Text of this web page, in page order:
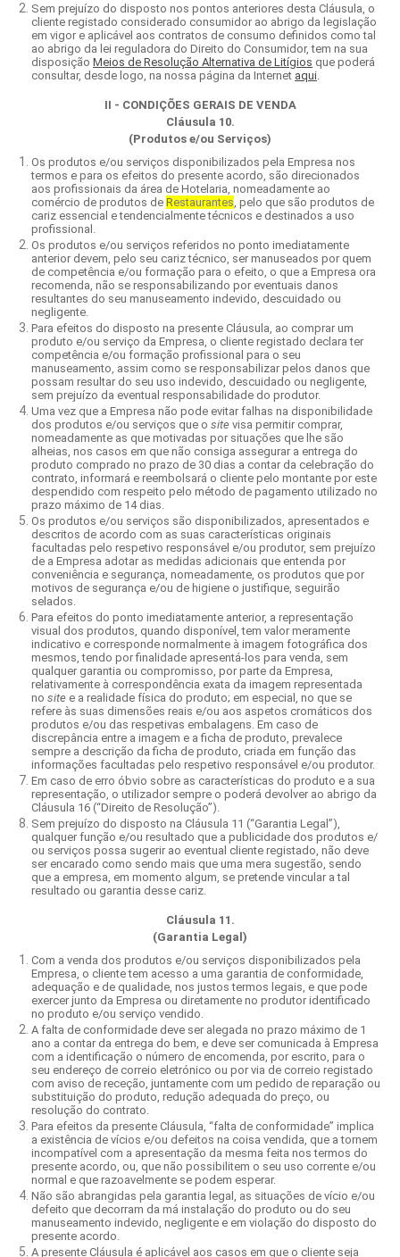
Sem prejuízo do disposto nos pontos anteriores desta Cláusula, o
cliente registado considerado consumidor ao abrigo da legislação
em vigor e aplicável aos contratos de consumo definidos como tal
ao abrigo da lei reguladora do Direito do Consumidor, tem na sua
disposição Meios de Resolução Alternativa de Litígios que poderá
consultar, desde logo, na nossa página da Internet aqui
II - CONDIÇÕES GERAIS DE VENDA
Cláusula 10.
(Produtos e/ou Serviços)
Os produtos e/ou serviços disponibilizados pela Empresa nos
termos e para os efeitos do presente acordo, são direcionados
aos profissionais da área de Hotelaria, nomeadamente ao
comércio de produtos de Restaurantes , pelo que são produtos de
cariz essencial e tendencialmente técnicos e destinados a uso
profissional.
Os produtos e/ou serviços referidos no ponto imediatamente
anterior devem, pelo seu cariz técnico, ser manuseados por quem
de competência e/ou formação para o efeito, o que a Empresa ora
recomenda, não se responsabilizando por eventuais danos
resultantes do seu manuseamento indevido, descuidado ou
negligente.
Para efeitos do disposto na presente Cláusula, ao comprar um
produto e/ou serviço da Empresa, o cliente registado declara ter
competência e/ou formação profissional para o seu
manuseamento, assim como se responsabilizar pelos danos que
possam resultar do seu uso indevido, descuidado ou negligente,
sem prejuízo da eventual responsabilidade do produtor.
Uma vez que a Empresa não pode evitar falhas na disponibilidade
dos produtos e/ou serviços que o site visa permitir comprar,
nomeadamente as que motivadas por situações que lhe são
alheias, nos casos em que não consiga assegurar a entrega do
produto comprado no prazo de 30 dias a contar da celebração do
contrato, informará e reembolsará o cliente pelo montante por este
despendido com respeito pelo método de pagamento utilizado no
prazo máximo de 14 dias.
Os produtos e/ou serviços são disponibilizados, apresentados e
descritos de acordo com as suas características originais
facultadas pelo respetivo responsável e/ou produtor, sem prejuízo
de a Empresa adotar as medidas adicionais que entenda por
conveniência e segurança, nomeadamente, os produtos que por
motivos de segurança e/ou de higiene o justifique, seguirão
selados.
Para efeitos do ponto imediatamente anterior, a representação
visual dos produtos, quando disponível, tem valor meramente
indicativo e corresponde normalmente à imagem fotográfica dos
mesmos, tendo por finalidade apresentá-los para venda, sem
qualquer garantia ou compromisso, por parte da Empresa,
relativamente à correspondência exata da imagem representada
no site e a realidade física do produto; em especial, no que se
refere às suas dimensões reais e/ou aos aspetos cromáticos dos
produtos e/ou das respetivas embalagens. Em caso de
discrepância entre a imagem e a ficha de produto, prevalece
sempre a descrição da ficha de produto, criada em função das
informações facultadas pelo respetivo responsável e/ou produtor.
Em caso de erro óbvio sobre as características do produto e a sua
representação, o utilizador sempre o poderá devolver ao abrigo da
Cláusula 16 (“Direito de Resolução”).
Sem prejuízo do disposto na Cláusula 11 (“Garantia Legal”),
qualquer função e/ou resultado que a publicidade dos produtos e/
ou serviços possa sugerir ao eventual cliente registado, não deve
ser encarado como sendo mais que uma mera sugestão, sendo
que a empresa, em momento algum, se pretende vincular a tal
resultado ou garantia desse cariz.
Cláusula 11.
(Garantia Legal)
Com a venda dos produtos e/ou serviços disponibilizados pela
Empresa, o cliente tem acesso a uma garantia de conformidade,
adequação e de qualidade, nos justos termos legais, e que pode
exercer junto da Empresa ou diretamente no produtor identificado
no produto e/ou serviço vendido.
A falta de conformidade deve ser alegada no prazo máximo de 1
ano a contar da entrega do bem, e deve ser comunicada à Empresa
com a identificação o número de encomenda, por escrito, para o
seu endereço de correio eletrónico ou por via de correio registado
com aviso de receção, juntamente com um pedido de reparação ou
substituição do produto, redução adequada do preço, ou
resolução do contrato.
Para efeitos da presente Cláusula, “falta de conformidade” implica
a existência de vícios e/ou defeitos na coisa vendida, que a tornem
incompatível com a apresentação da mesma feita nos termos do
presente acordo, ou, que não possibilitem o seu uso corrente e/ou
normal e que razoavelmente se podem esperar.
Não são abrangidas pela garantia legal, as situações de vício e/ou
defeito que decorram da má instalação do produto ou do seu
manuseamento indevido, negligente e em violação do disposto do
presente acordo.
A presente Cláusula é aplicável aos casos em que o cliente seja